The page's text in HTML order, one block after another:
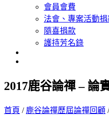
會員會費
法會、專案活動捐
隨喜捐款
護持芳名錄
2017鹿谷論禪 – 論
首頁 / 鹿谷論禪歷屆論禪回顧